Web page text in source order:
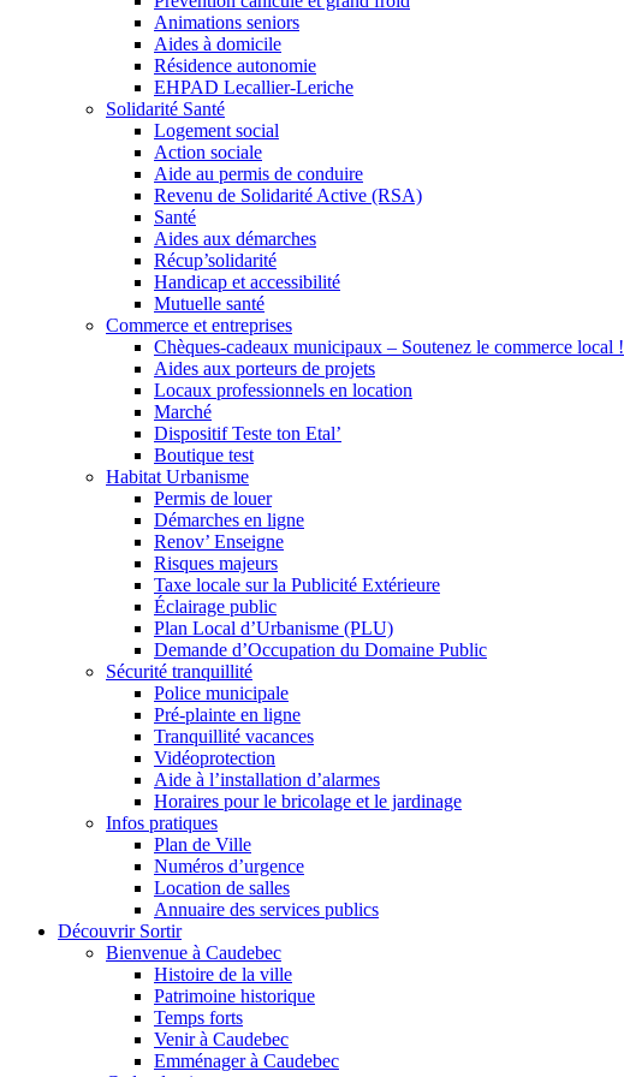
Animations seniors
Aides à domicile
Résidence autonomie
EHPAD Lecallier-Leriche
Solidarité Santé
Logement social
Action sociale
Aide au permis de conduire
Revenu de Solidarité Active (RSA)
Santé
Aides aux démarches
Récup’solidarité
Handicap et accessibilité
Mutuelle santé
Commerce et entreprises
Chèques-cadeaux municipaux – Soutenez le commerce local !
Aides aux porteurs de projets
Locaux professionnels en location
Marché
Dispositif Teste ton Etal’
Boutique test
Habitat Urbanisme
Permis de louer
Démarches en ligne
Renov’ Enseigne
Risques majeurs
Taxe locale sur la Publicité Extérieure
Éclairage public
Plan Local d’Urbanisme (PLU)
Demande d’Occupation du Domaine Public
Sécurité tranquillité
Police municipale
Pré-plainte en ligne
Tranquillité vacances
Vidéoprotection
Aide à l’installation d’alarmes
Horaires pour le bricolage et le jardinage
Infos pratiques
Plan de Ville
Numéros d’urgence
Location de salles
Annuaire des services publics
Découvrir Sortir
Bienvenue à Caudebec
Histoire de la ville
Patrimoine historique
Temps forts
Venir à Caudebec
Emménager à Caudebec